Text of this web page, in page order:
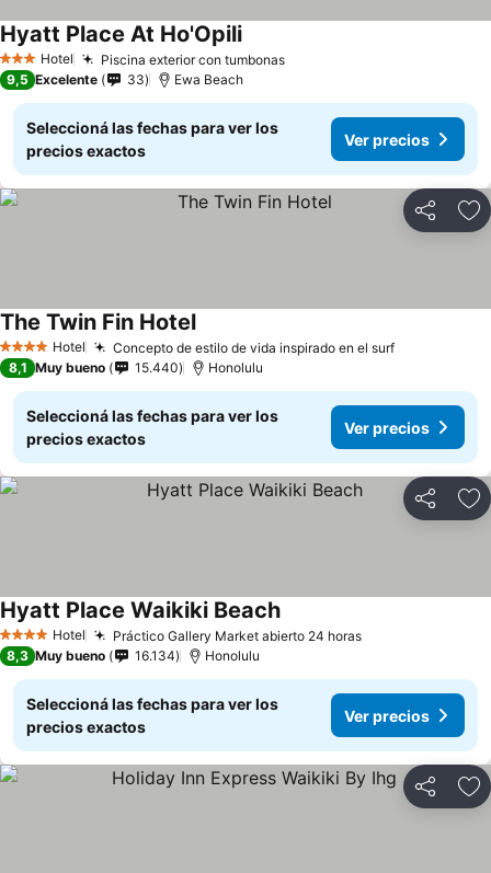
3 Estrellas
Hotel Piscina exterior con tumbonas
Hyatt Place At Ho'Opili
9,5 Excelente 33 Ewa Beach
Seleccioná las fechas para ver los
precios exactos
Ver precios
Compartir
4 EstrellasHotel Concepto de estilo de vida inspirado en el surf
The Twin Fin Hotel
8,1 Muy bueno 15.440 Honolulu
Seleccioná las fechas para ver los
precios exactos
Ver precios
Compartir
4 EstrellasHotel Práctico Gallery Market abierto 24 horas
Hyatt Place Waikiki Beach
8,3 Muy bueno 16.134 Honolulu
Seleccioná las fechas para ver los
precios exactos
Ver precios
Compartir